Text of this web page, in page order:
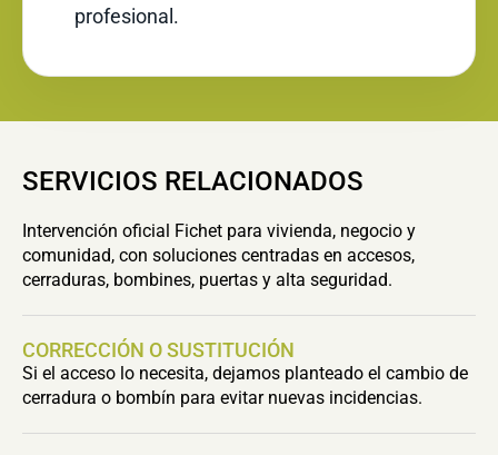
profesional.
SERVICIOS RELACIONADOS
Intervención oficial Fichet para vivienda, negocio y
comunidad, con soluciones centradas en accesos,
cerraduras, bombines, puertas y alta seguridad.
CORRECCIÓN O SUSTITUCIÓN
Si el acceso lo necesita, dejamos planteado el cambio de
cerradura o bombín para evitar nuevas incidencias.